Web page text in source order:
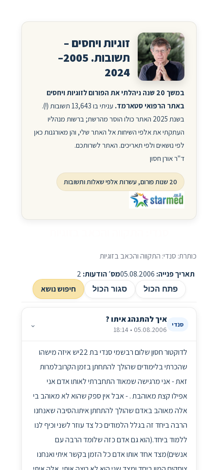
זוגיות ויחסים –
תשובות. 2005–
2024
במשך 20 שנה ניהלתי את הפורום לזוגיות ויחסים
באתר הרפואי סטארמד.
עניתי בו 13,643 תשובות (!).
בשנת 2025 האתר כולו הוסר מהרשת; ברשות מנהליו
העתקתי את אלפי השיחות אל האתר שלי, והן מאורגנות כאן
לפי נושאים ולפי תאריכים. האתר לשרותכם.
ד"ר אורן חסון
20 שנות פורום, עשרות אלפי שאלות ותשובות
כותרת: סנדי: התקווה והכאב בזוגיות
תאריך פנייה:
מס׳ הודעות:
פתח הכול סגור הכול חיפוש נושא
סנדי איך להתנהג איתו ?
05.08.2006 • 18:14
⌄
לדוקטור חסון שלום רבשמי סנדי בת 22יש איזה מישהו
שהכרתי בלימודים שהולך להתחתן בזמן הקרובלמרות
זאת - אני מרגישה שמאוד התחברתי לאותו אדם אני
אפילו קצת מאוהבת . - אבל אין ספק שהוא לא מאוהב בי
אלה מאוהב באדם שהולך להתחתן איתו.הסיבה שאנחנו
הרבה ביחד זה בגלל הלמודים כל צד עוזר לשני וכיף לנו
ללמוד ביחד.(הוא גם אדם כזה שלומד הרבה עם
אנשים)מצד אחד אותו אדם כל הזמן בקשר איתי ואנחנו